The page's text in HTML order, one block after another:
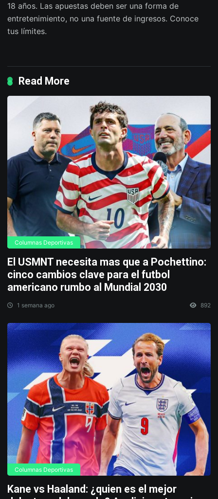
18 años. Las apuestas deben ser una forma de
entretenimiento, no una fuente de ingresos. Conoce
tus límites.
Read More
Columnas Deportivas
El USMNT necesita mas que a Pochettino:
cinco cambios clave para el futbol
americano rumbo al Mundial 2030
1 semana ago 892
Columnas Deportivas
Kane vs Haaland: ¿quien es el mejor